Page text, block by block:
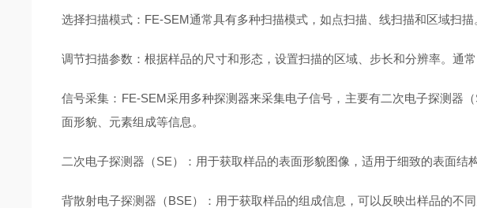
选择扫描模式：FE-SEM通常具有多种扫描模式，如点扫描、线扫描和区域扫
调节扫描参数：根据样品的尺寸和形态，设置扫描的区域、步长和分辨率。通
信号采集：FE-SEM采用多种探测器来采集电子信号，主要有二次电子探测器
面形貌、元素组成等信息。
二次电子探测器（SE）：用于获取样品的表面形貌图像，适用于细致的表面结
背散射电子探测器（BSE）：用于获取样品的组成信息，可以反映出样品的不